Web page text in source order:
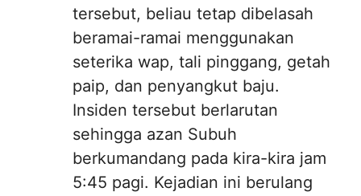
tersebut, beliau tetap dibelasah
beramai-ramai menggunakan
seterika wap, tali pinggang, getah
paip, dan penyangkut baju.
Insiden tersebut berlarutan
sehingga azan Subuh
berkumandang pada kira-kira jam
5:45 pagi. Kejadian ini berulang